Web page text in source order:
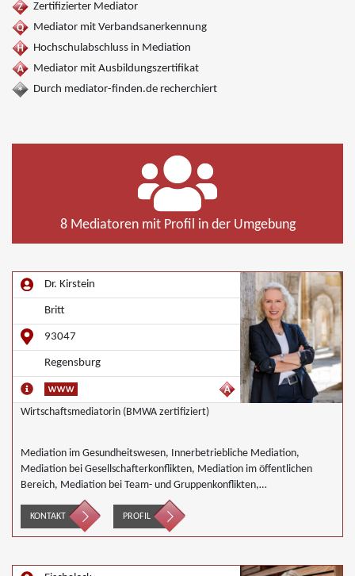
Zertifizierter Mediator
Mediator mit Verbandsanerkennung
Hochschulabschluss in Mediation
Mediator mit Ausbildungszertifikat
Durch mediator-finden.de recherchiert
8 Mediatoren mit Profil in der Umgebung
Dr. Kirstein
Britt
93047
Regensburg
Wirtschaftsmediatorin (BMWA zertifiziert)
Mediation im Gesundheitswesen, Innerbetriebliche Mediation,
Mediation bei Gesellschafterkonflikten, Mediation im öffentlichen
Bereich, Mediation bei Team- und Gruppenkonflikten,
Wirtschaftsmediation
KONTAKT PROFIL